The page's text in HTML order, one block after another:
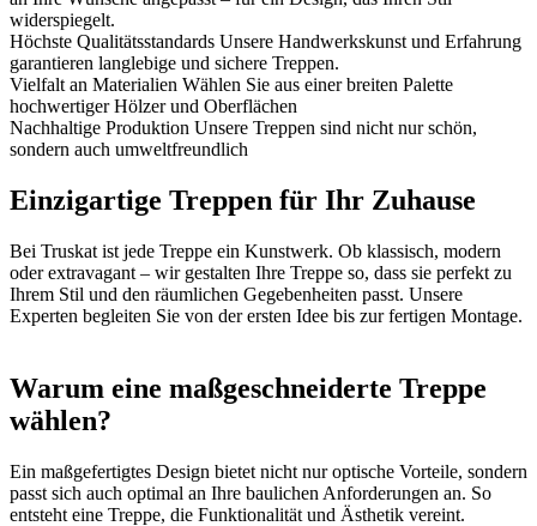
widerspiegelt.
Höchste Qualitätsstandards Unsere Handwerkskunst und Erfahrung
garantieren langlebige und sichere Treppen.
Vielfalt an Materialien Wählen Sie aus einer breiten Palette
hochwertiger Hölzer und Oberflächen
Nachhaltige Produktion Unsere Treppen sind nicht nur schön,
sondern auch umweltfreundlich
Einzigartige Treppen für Ihr Zuhause
Bei Truskat ist jede Treppe ein Kunstwerk. Ob klassisch, modern
oder extravagant – wir gestalten Ihre Treppe so, dass sie perfekt zu
Ihrem Stil und den räumlichen Gegebenheiten passt. Unsere
Experten begleiten Sie von der ersten Idee bis zur fertigen Montage.
Warum eine maßgeschneiderte Treppe
wählen?
Ein maßgefertigtes Design bietet nicht nur optische Vorteile, sondern
passt sich auch optimal an Ihre baulichen Anforderungen an. So
entsteht eine Treppe, die Funktionalität und Ästhetik vereint.